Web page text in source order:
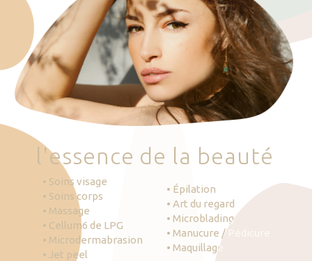
Soins
Je veux faire un bon cadeau
Plan d’accès
Prendre RDV
'essence de la beauté
• Soins visage
• Soins corps
• Massage
• Cellum6 de LPG
• Microdermabrasion
• Jet peel
• Épilation
• Art du regard
• Microblading
• Manucure / Pédicure
• Maquillage